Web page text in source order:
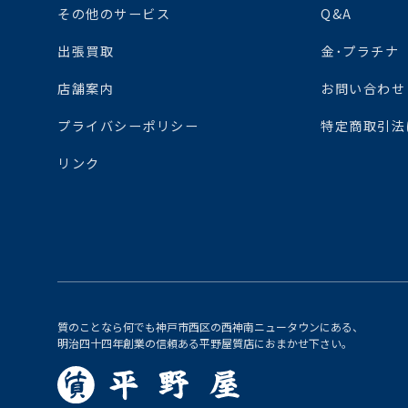
その他のサービス Q&A
出張買取 金･プラチナ
店舗案内 お問い合わせ
プライバシーポリシー 特定商取引
リンク
質のことなら何でも神戸市西区の西神南ニュータウンにある、
明治四十四年創業の信頼ある平野屋質店におまかせ下さい。